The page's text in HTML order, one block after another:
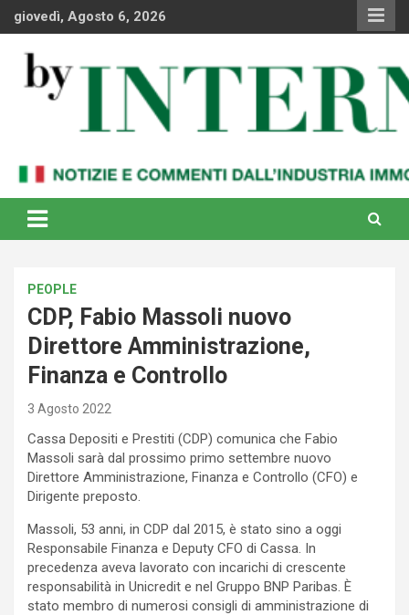
Skipgiovedì, Agosto 6, 2026
By Internews
internazionale
PEOPLE
CDP, Fabio Massoli nuovo
Direttore Amministrazione,
Finanza e Controllo
3 Agosto 2022
Cassa Depositi e Prestiti (CDP) comunica che Fabio
Massoli sarà dal prossimo primo settembre nuovo
Direttore Amministrazione, Finanza e Controllo (CFO) e
Dirigente preposto.
Massoli, 53 anni, in CDP dal 2015, è stato sino a oggi
Responsabile Finanza e Deputy CFO di Cassa. In
precedenza aveva lavorato con incarichi di crescente
responsabilità in Unicredit e nel Gruppo BNP Paribas. È
stato membro di numerosi consigli di amministrazione di